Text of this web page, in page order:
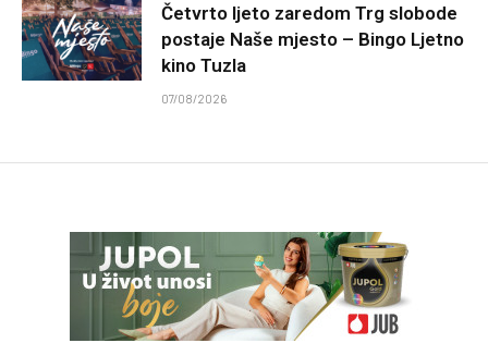
Četvrto ljeto zaredom Trg slobode
postaje Naše mjesto – Bingo Ljetno
kino Tuzla
07/08/2026